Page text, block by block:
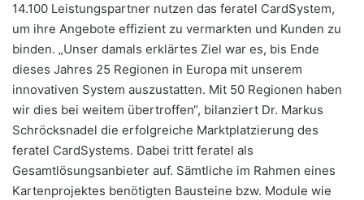
14.100 Leistungspartner nutzen das feratel CardSystem,
um ihre Angebote effizient zu vermarkten und Kunden zu
binden. „Unser damals erklärtes Ziel war es, bis Ende
dieses Jahres 25 Regionen in Europa mit unserem
innovativen System auszustatten. Mit 50 Regionen haben
wir dies bei weitem übertroffen“, bilanziert Dr. Markus
Schröcksnadel die erfolgreiche Marktplatzierung des
feratel CardSystems. Dabei tritt feratel als
Gesamtlösungsanbieter auf. Sämtliche im Rahmen eines
Kartenprojektes benötigten Bausteine bzw. Module wie